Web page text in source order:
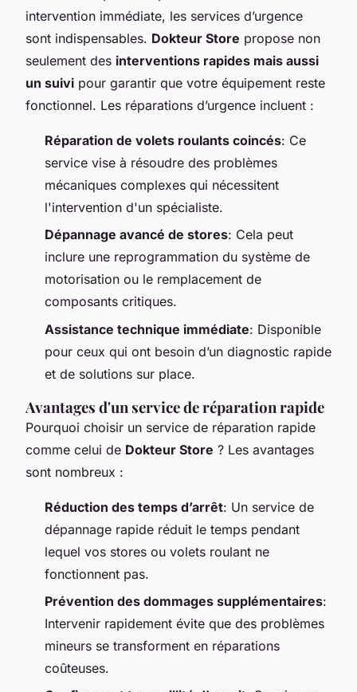
intervention immédiate, les services d’urgence
sont indispensables. Dokteur Store propose non
seulement des interventions rapides mais aussi
un suivi pour garantir que votre équipement reste
fonctionnel. Les réparations d’urgence incluent :
Réparation de volets roulants coincés: Ce
service vise à résoudre des problèmes
mécaniques complexes qui nécessitent
l'intervention d'un spécialiste.
Dépannage avancé de stores: Cela peut
inclure une reprogrammation du système de
motorisation ou le remplacement de
composants critiques.
Assistance technique immédiate: Disponible
pour ceux qui ont besoin d’un diagnostic rapide
et de solutions sur place.
Avantages d'un service de réparation rapide
Pourquoi choisir un service de réparation rapide
comme celui de Dokteur Store ? Les avantages
sont nombreux :
Réduction des temps d’arrêt: Un service de
dépannage rapide réduit le temps pendant
lequel vos stores ou volets roulant ne
fonctionnent pas.
Prévention des dommages supplémentaires:
Intervenir rapidement évite que des problèmes
mineurs se transforment en réparations
coûteuses.